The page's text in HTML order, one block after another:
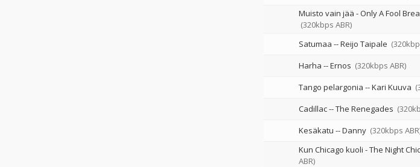
Muisto vain jää - Only A Fool
(320kbps ABR)
Satumaa --Reijo Taipale
Harha --Ernos (320kbps ABR)
Tango pelargonia --Kari Kuuva
Cadillac--The Renegades
Kesäkatu --Danny (320kbps
Kun Chicago kuoli - The Night
ABR)